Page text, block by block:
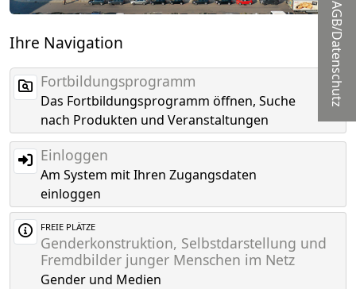
AGB/Datenschutz
Ihre Navigation
Fortbildungsprogramm
Das Fortbildungsprogramm öffnen, Suche
nach Produkten und Veranstaltungen
Einloggen
Am System mit Ihren Zugangsdaten
einloggen
FREIE PLÄTZE
Genderkonstruktion, Selbstdarstellung und
Fremdbilder junger Menschen im Netz
Gender und Medien